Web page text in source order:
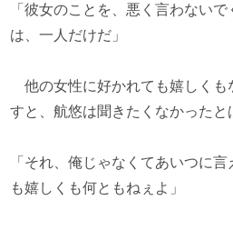
「彼女のことを、悪く言わない
は、一人だけだ」
他の女性に好かれても嬉しくも
すと、航悠は聞きたくなかったと
「それ、俺じゃなくてあいつに
も嬉しくも何ともねぇよ」